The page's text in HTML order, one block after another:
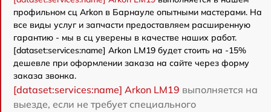
профильном сц Arkon в Барнауле опытными мастерами. На
все виды услуг и запчасти предоставляем расширенную
гарантию - мы в сц уверены в качестве наших работ.
[dataset:services:name] Arkon LM19 будет стоить на -15%
дешевле при оформлении заказа на сайте через форму
заказа звонка.
[dataset:services:name] Arkon LM19 выполняется на
выезде, если не требует специального